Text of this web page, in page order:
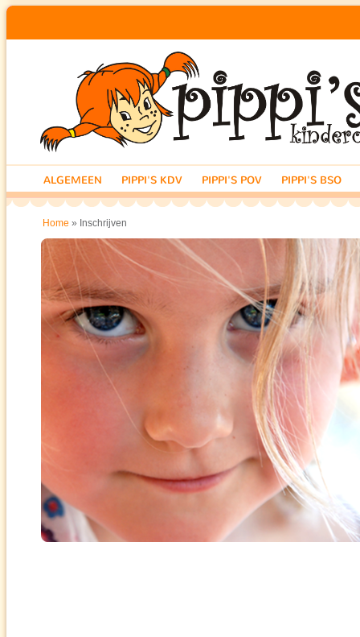
ALGEMEEN PIPPI'S KDV PIPPI'S POV PIPPI'S BSO
Home » Inschrijven